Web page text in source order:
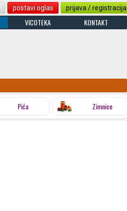
postavi oglas prijava / registracija
VICOTEKA KONTAKT
Pića Zimnice